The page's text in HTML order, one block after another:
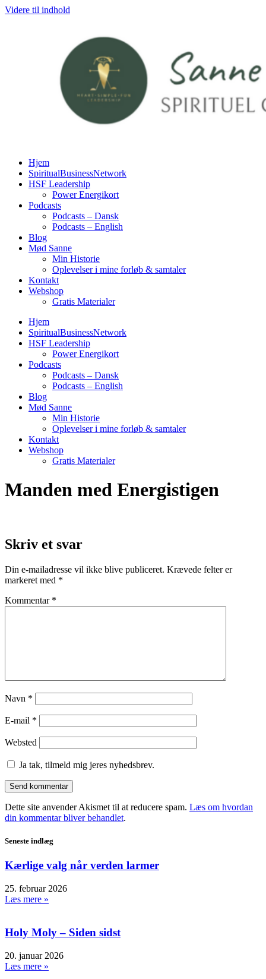
Videre til indhold
Hjem
SpiritualBusinessNetwork
HSF Leadership
Power Energikort
Podcasts
Podcasts – Dansk
Podcasts – English
Blog
Mød Sanne
Min Historie
Oplevelser i mine forløb & samtaler
Kontakt
Webshop
Gratis Materialer
Hjem
SpiritualBusinessNetwork
HSF Leadership
Power Energikort
Podcasts
Podcasts – Dansk
Podcasts – English
Blog
Mød Sanne
Min Historie
Oplevelser i mine forløb & samtaler
Kontakt
Webshop
Gratis Materialer
Manden med Energistigen
Skriv et svar
Din e-mailadresse vil ikke blive publiceret. Krævede felter er
markeret med *
Kommentar *
Navn *
E-mail *
Websted
Ja tak, tilmeld mig jeres nyhedsbrev.
Dette site anvender Akismet til at reducere spam. Læs om hvordan
din kommentar bliver behandlet.
Seneste indlæg
Kærlige valg når verden larmer
25. februar 2026
Læs mere »
Holy Moly – Siden sidst
20. januar 2026
Læs mere »